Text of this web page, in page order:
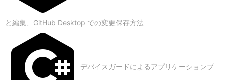
と編集、GitHub Desktop での変更保存方法
デバイスガードによるアプリケーションブ